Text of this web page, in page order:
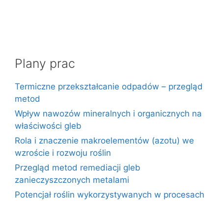
Plany prac
Termiczne przekształcanie odpadów – przegląd
metod
Wpływ nawozów mineralnych i organicznych na
właściwości gleb
Rola i znaczenie makroelementów (azotu) we
wzroście i rozwoju roślin
Przegląd metod remediacji gleb
zanieczyszczonych metalami
Potencjał roślin wykorzystywanych w procesach